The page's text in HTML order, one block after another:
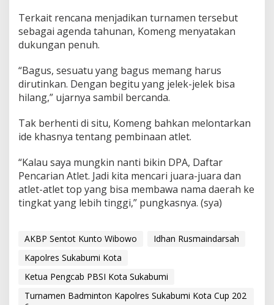
Terkait rencana menjadikan turnamen tersebut
sebagai agenda tahunan, Komeng menyatakan
dukungan penuh.
“Bagus, sesuatu yang bagus memang harus
dirutinkan. Dengan begitu yang jelek-jelek bisa
hilang,” ujarnya sambil bercanda.
Tak berhenti di situ, Komeng bahkan melontarkan
ide khasnya tentang pembinaan atlet.
“Kalau saya mungkin nanti bikin DPA, Daftar
Pencarian Atlet. Jadi kita mencari juara-juara dan
atlet-atlet top yang bisa membawa nama daerah ke
tingkat yang lebih tinggi,” pungkasnya. (sya)
AKBP Sentot Kunto Wibowo
Idhan Rusmaindarsah
Kapolres Sukabumi Kota
Ketua Pengcab PBSI Kota Sukabumi
Turnamen Badminton Kapolres Sukabumi Kota Cup 202